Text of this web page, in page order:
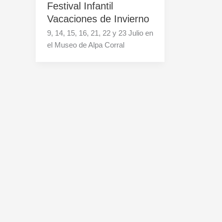
Festival Infantil
Vacaciones de Invierno
9, 14, 15, 16, 21, 22 y 23 Julio en
el Museo de Alpa Corral